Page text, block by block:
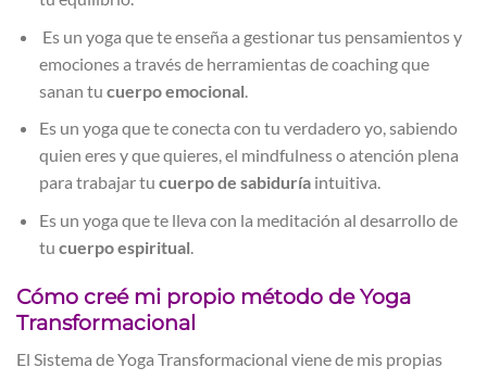
Es un yoga que te enseña a gestionar tus pensamientos y
emociones a través de herramientas de coaching que
sanan tu cuerpo emocional
Es un yoga que te conecta con tu verdadero yo, sabiendo
quien eres y que quieres, el mindfulness o atención plena
para trabajar tu cuerpo de sabiduríaintuitiva.
Es un yoga que te lleva con la meditación al desarrollo de
tu cuerpo espiritual
Cómo creé mi propio método de Yoga
Transformacional
El Sistema de Yoga Transformacional viene de mis propias